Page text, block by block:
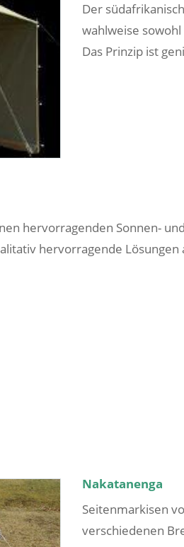
Der
wahlweise
Das Prinzip ist
hervorragenden Sonnen- und
hervorragende Lösungen
Nakatanenga
Seitenmarkisen
verschiedenen